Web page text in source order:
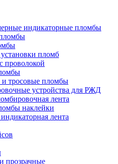
индикаторные пломбы
пломб
проволокой
тросовые пломбы
устройства для РЖД
лента
наклейки
лента
прозрачные